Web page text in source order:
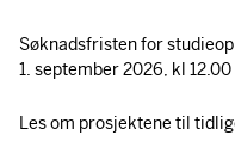
Søknadsfristen for
1. september 2026, kl
Les om prosjektene til